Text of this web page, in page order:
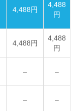
4,488円
4,488
円
4,488円
4,488
円
– –
– –